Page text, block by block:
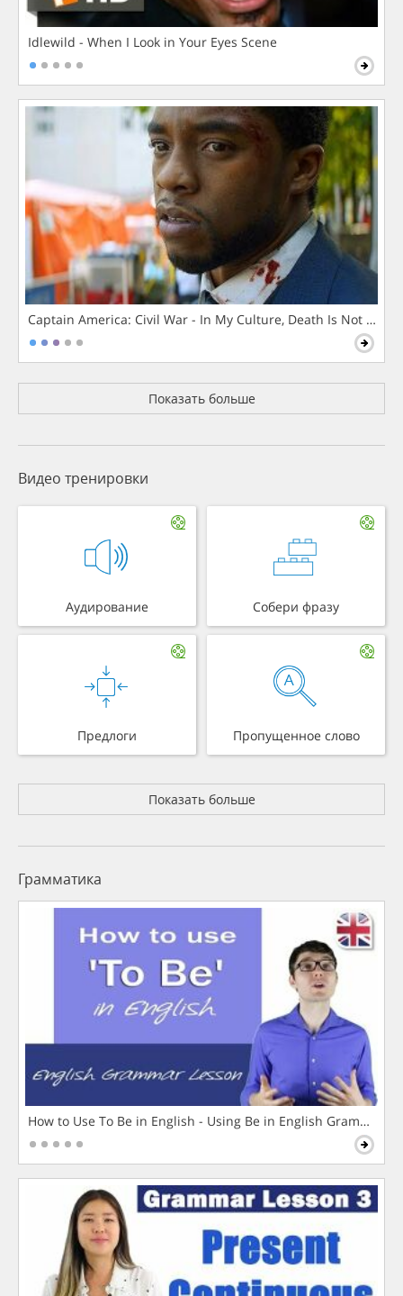
Idlewild - When I Look in Your Eyes Scene
Captain America: Civil War - In My Culture, Death Is Not The
Показать больше
Видео тренировки
Аудирование Собери фразу
Предлоги Пропущенное слово
Показать больше
Грамматика
How to Use To Be in English - Using Be in English Grammar